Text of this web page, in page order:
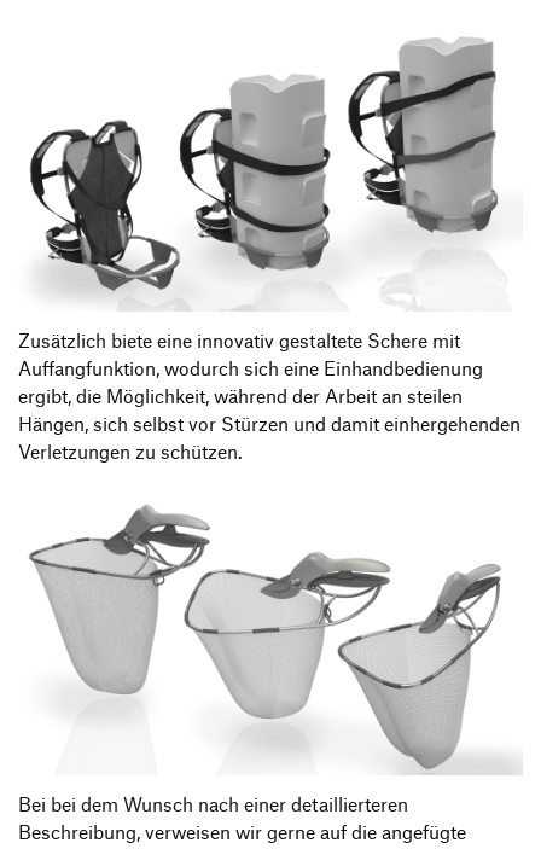
Zusätzlich biete eine innovativ gestaltete Schere mit
Auffangfunktion, wodurch sich eine Einhandbedienung
ergibt, die Möglichkeit, während der Arbeit an steilen
Hängen, sich selbst vor Stürzen und damit einhergehenden
Verletzungen zu schützen.
Bei bei dem Wunsch nach einer detaillierteren
Beschreibung, verweisen wir gerne auf die angefügte